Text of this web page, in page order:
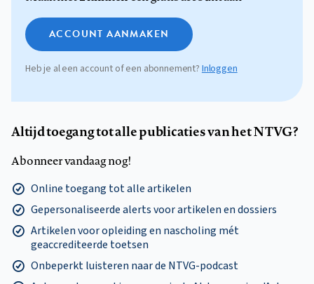
ACCOUNT AANMAKEN
Heb je al een account of een abonnement?Inloggen
Altijd toegang tot alle publicaties van het NTVG?
Abonneer vandaag nog!
Online toegang tot alle artikelen
Gepersonaliseerde alerts voor artikelen en dossiers
Artikelen voor opleiding en nascholing mét
geaccrediteerde toetsen
Onbeperkt luisteren naar de NTVG-podcast